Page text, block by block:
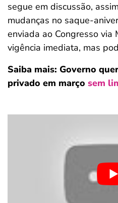
segue em discussão,
mudanças no saque-
enviada ao Congresso via
vigência imediata, mas
Saiba mais: Governo
privado em março sem